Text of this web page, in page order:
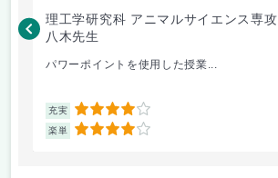
理工学研究科 アニマルサイエンス専攻
八木先生
パワーポイントを使用した授業...
充実 4
楽単 4